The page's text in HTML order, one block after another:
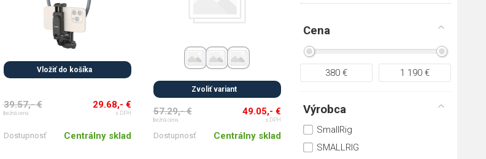
Cena
380 € 1 190 €
Výrobca
SmallRig
SMALLRIG
Vložiť do košíka
39.57,- €
bežná cena
29.68,- €
s DPH
Dostupnosť Centrálny sklad
Zvoliť variant
57.29,- €
bežná cena
49.05,- €
s DPH
Dostupnosť Centrálny sklad